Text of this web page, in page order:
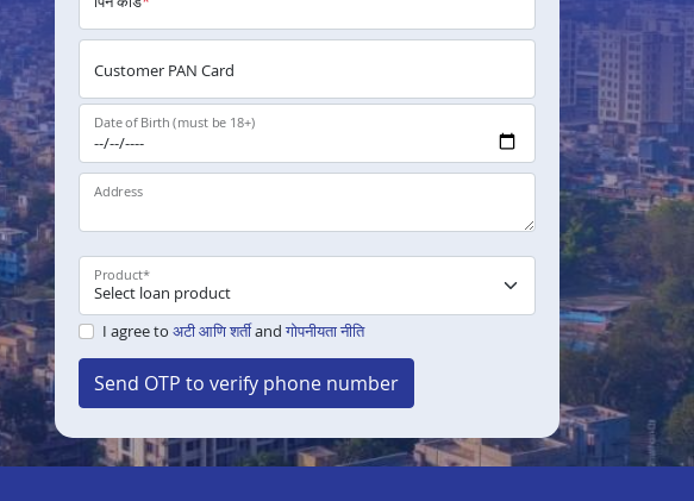
Customer PAN Card
Date of Birth (must be 18+)
Address
Product*
I agree to अटी आणि शर्तीand गोपनीयता नीति
Send OTP to verify phone number